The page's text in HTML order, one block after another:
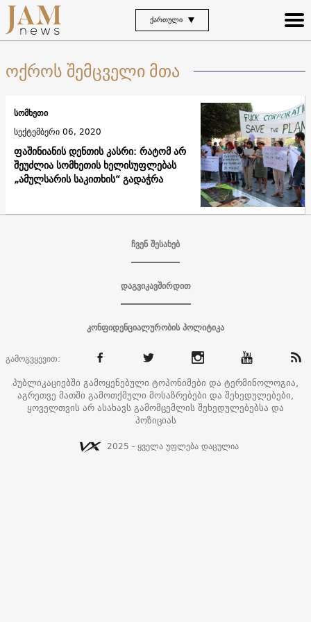
ᲥᲐᲠᲗᲣᲚᲘ
ოქროს შემცველი მთა
ფაშინიანის დენთის კასრი: რატომ არ
შეუძლია სომხეთის ხელისუფლებას
„ამულსარის საკითხის“ გადაჭრა
სომხეთი
სექტემბერი 06, 2020
ჩვენ შესახებ
დაგვიკავშირდით
კონფიდენციალურობის პოლიტიკა
გამოგვყევით:
პუბლიკაციებში გამოყენებული ტოპონიმები და ტერმინოლოგია,
აგრეთვე მათში გამოთქმული მოსაზრებები და შეხედულებები,
ყოველთვის არ ასახავს გამომცემლის შეხედულებებსა და
პოზიციას
2025 - ყველა უფლება დაცულია